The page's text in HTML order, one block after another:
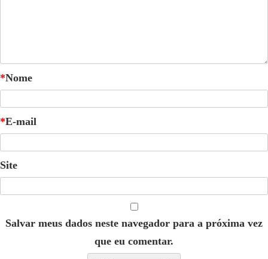
Nome
*
E-mail
*
Site
Salvar meus dados neste navegador para a próxima vez
que eu comentar.